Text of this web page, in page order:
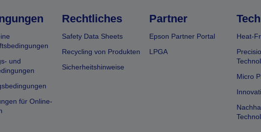
und
für Online-
Rechtliches
Safety Data Sheets
Recycling von Produkten
Sicherheitshinweise
Partner
Epson Partner Portal
LPGA
Heat-
Micro